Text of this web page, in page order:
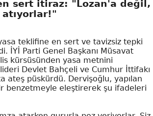
sert itiraz: "Lozan'a değil,
teklifine en sert ve tavizsiz tepki
İYİ Parti Genel Başkanı Müsavat
kürsüsünden yasa metnini
Devlet Bahçeli ve Cumhur İttifakı
ateş püskürdü. Dervişoğlu, yapılan
benzetmeyle eleştirerek şu ifadeleri